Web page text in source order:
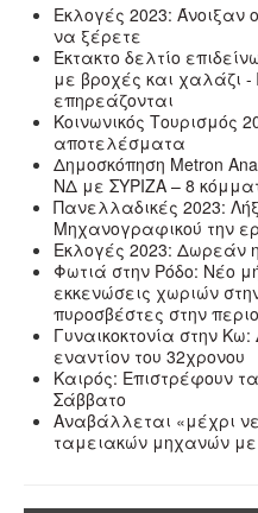
Εκλογές 2023:
να ξέρετε
Έκτακτο δελτίο
με βροχές και χαλάζι -
επηρεάζονται
Κοινωνικός Τουρισμός
αποτελέσματα
Δημοσκόπηση Metron
ΝΔ με ΣΥΡΙΖΑ – 8
Πανελλαδικές 2023:
Μηχανογραφικού την
Εκλογές 2023: Δωρεάν
Φωτιά στην Ρόδο: Νέο
εκκενώσεις χωριών
πυροσβέστες στην
Γυναικοκτονία στην
εναντίον του 32χρονου
Καιρός: Επιστρέφουν
Σάββατο
Αναβάλλεται «μέχρι
ταμειακών μηχανών με